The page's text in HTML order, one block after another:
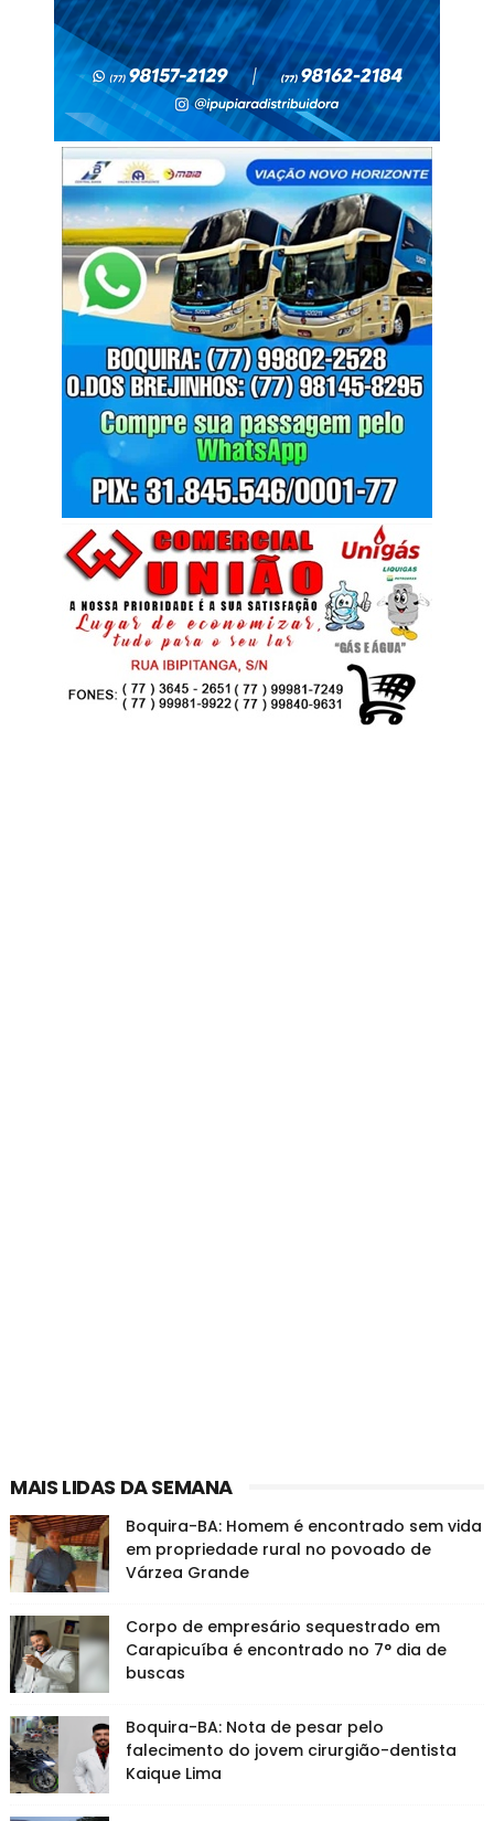
MAIS LIDAS DA SEMANA
Boquira-BA: Homem é encontrado sem vida
em propriedade rural no povoado de
Várzea Grande
Corpo de empresário sequestrado em
Carapicuíba é encontrado no 7° dia de
buscas
Boquira-BA: Nota de pesar pelo
falecimento do jovem cirurgião-dentista
Kaique Lima